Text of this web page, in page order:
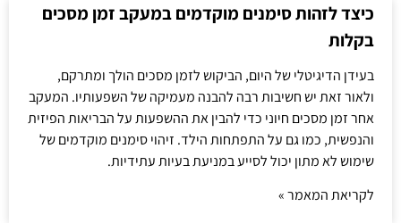
כיצד לזהות סימנים מוקדמים במעקב זמן מסכים
בקלות
בעידן הדיגיטלי של היום, הביקוש לזמן מסכים הולך ומתרקם,
ולאור זאת יש חשיבות רבה להבנה מעמיקה של השפעותיו. המעקב
אחר זמן מסכים חיוני כדי להבין את ההשפעות על הבריאות הפיזית
והנפשית, כמו גם על התפתחות הילד. זיהוי סימנים מוקדמים של
שימוש לא מתון יכול לסייע במניעת בעיות עתידיות.
לקריאת המאמר »